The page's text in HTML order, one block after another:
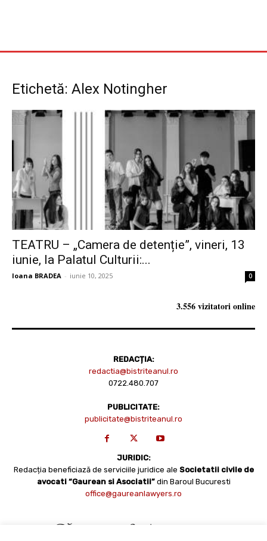
Etichetă: Alex Notingher
TEATRU – „Camera de detenție”, vineri, 13
iunie, la Palatul Culturii:...
Ioana BRADEA - iunie 10, 2025 0
3.556 vizitatori online
REDACȚIA:
redactia@bistriteanul.ro
0722.480.707
PUBLICITATE:
publicitate@bistriteanul.ro
JURIDIC:
Redacția beneficiază de serviciile juridice ale Societatii civile de
avocati “Gaurean si Asociatii” din Baroul Bucuresti
office@gaureanlawyers.ro